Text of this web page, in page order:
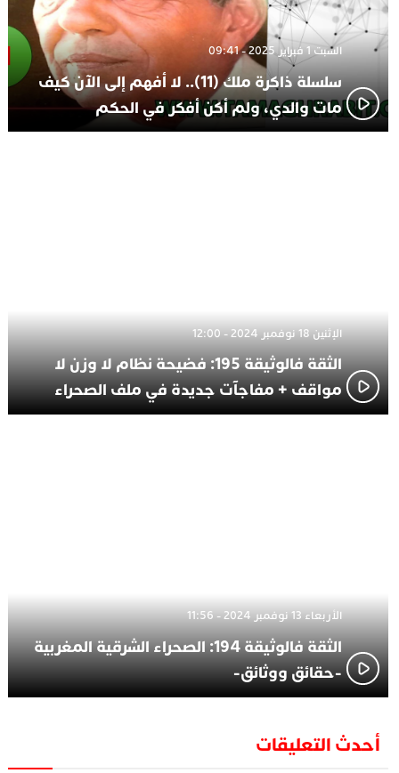
السبت 1 فبراير 2025 - 09:41
سلسلة ذاكرة ملك (11).. لا أفهم إلى الآن كيف
مات والدي، ولم أكن أفكر في الحكم
الإثنين 18 نوفمبر 2024 - 12:00
الثقة فالوثيقة 195: فضيحة نظام لا وزن لا
مواقف + مفاجآت جديدة في ملف الصحراء
الأربعاء 13 نوفمبر 2024 - 11:56
الثقة فالوثيقة 194: الصحراء الشرقية المغربية
-حقائق ووثائق-
أحدث التعليقات